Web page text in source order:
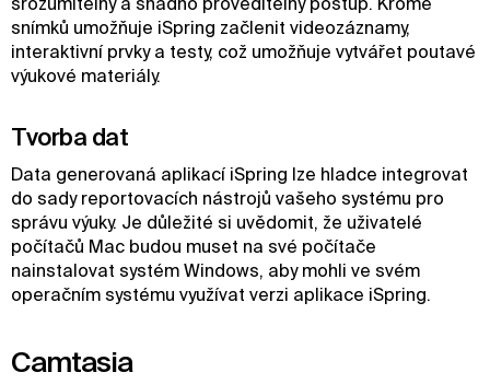
snímků umožňuje iSpring začlenit videozáznamy,
interaktivní prvky a testy, což umožňuje vytvářet poutavé
výukové materiály.
Tvorba dat
Data generovaná aplikací iSpring lze hladce integrovat
do sady reportovacích nástrojů vašeho systému pro
správu výuky. Je důležité si uvědomit, že uživatelé
počítačů Mac budou muset na své počítače
nainstalovat systém Windows, aby mohli ve svém
operačním systému využívat verzi aplikace iSpring.
Camtasia